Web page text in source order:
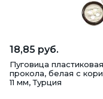
18,85 руб.
Пуговица
прокола, белая с
11 мм, Турция